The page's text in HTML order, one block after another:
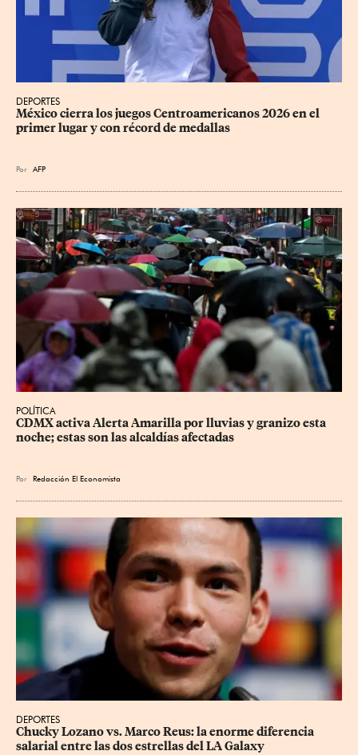
DEPORTES
México cierra los juegos Centroamericanos 2026 en el
primer lugar y con récord de medallas
Por AFP
POLÍTICA
CDMX activa Alerta Amarilla por lluvias y granizo esta
noche; estas son las alcaldías afectadas
Por Redacción El Economista
DEPORTES
Chucky Lozano vs. Marco Reus: la enorme diferencia
salarial entre las dos estrellas del LA Galaxy